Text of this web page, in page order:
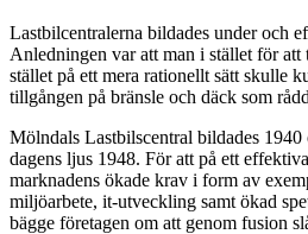
Lastbilcentralerna bildades under och
Anledningen var att man i stället för
stället på ett mera rationellt sätt skulle
tillgången på bränsle och däck som
Mölndals Lastbilscentral bildades
dagens ljus 1948. För att på ett
marknadens ökade krav i form av
miljöarbete, it-utveckling samt ökad
bägge företagen om att genom fusion